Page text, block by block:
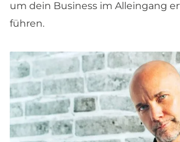
um dein Business im Alleingang
führen.